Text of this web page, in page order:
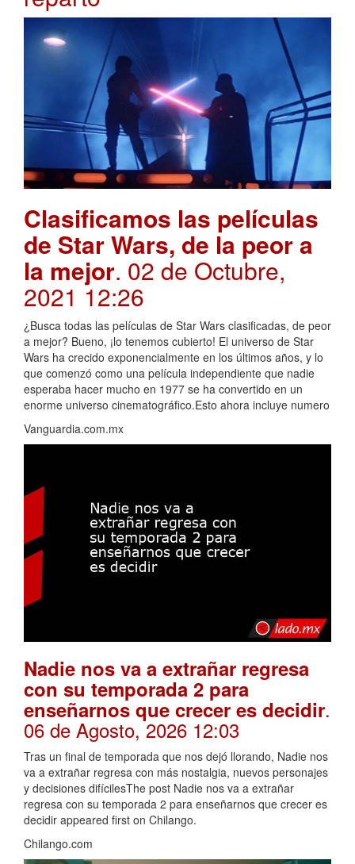
Clasificamos las películas
de Star Wars, de la peor a
la mejor. 02 de Octubre,
2021 12:26
¿Busca todas las películas de Star Wars clasificadas, de peor
a mejor? Bueno, ¡lo tenemos cubierto! El universo de Star
Wars ha crecido exponencialmente en los últimos años, y lo
que comenzó como una película independiente que nadie
esperaba hacer mucho en 1977 se ha convertido en un
enorme universo cinematográfico.Esto ahora incluye numero
Vanguardia.com.mx
Nadie nos va a extrañar regresa
con su temporada 2 para
enseñarnos que crecer es decidir.
06 de Agosto, 2026 12:03
Tras un final de temporada que nos dejó llorando, Nadie nos
va a extrañar regresa con más nostalgia, nuevos personajes
y decisiones difícilesThe post Nadie nos va a extrañar
regresa con su temporada 2 para enseñarnos que crecer es
decidir appeared first on Chilango.
Chilango.com